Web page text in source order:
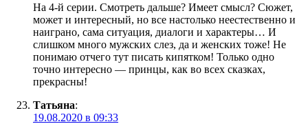
На 4-й серии. Смотреть дальше? Имеет смысл? Сюжет,
может и интересный, но все настолько неестественно и
наиграно, сама ситуация, диалоги и характеры… И
слишком много мужских слез, да и женских тоже! Не
понимаю отчего тут писать кипятком! Только одно
точно интересно — принцы, как во всех сказках,
прекрасны!
Татьяна:
19.08.2020 в 09:33